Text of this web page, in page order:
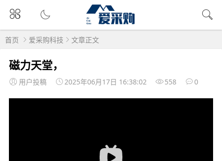
首页 爱采购科技 文章正文
磁力天堂，
用户投稿 2025年06月17日 16:38:02 558 0